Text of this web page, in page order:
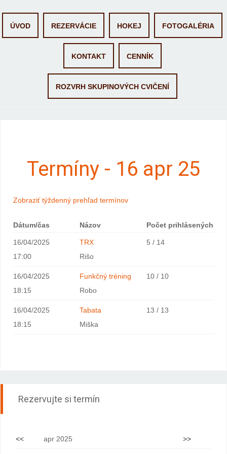
Skip to content
ÚVOD
REZERVÁCIE HOKEJ FOTOGALÉRIA
KONTAKT CENNÍK
ROZVRH SKUPINOVÝCH CVIČENÍ
Termíny - 16 apr 25
Zobraziť týždenný prehľad termínov
Dátum/čas Názov Počet prihlásených
16/04/2025
17:00
TRX
Rišo
5 / 14
16/04/2025
18:15
Funkčný tréning
Robo
10 / 10
16/04/2025
18:15
Tabata
Miška
13 / 13
Rezervujte si termín
<< apr 2025 >>